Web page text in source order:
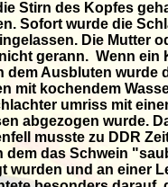
Stirn des Kopfes
Sofort wurde die
Die Mutter
gerann. Wenn
dem Ausbluten wurde
mit kochendem
umriss mit
abgezogen wurde.
musste zu DDR
dem das Schwein
wurden und an einer